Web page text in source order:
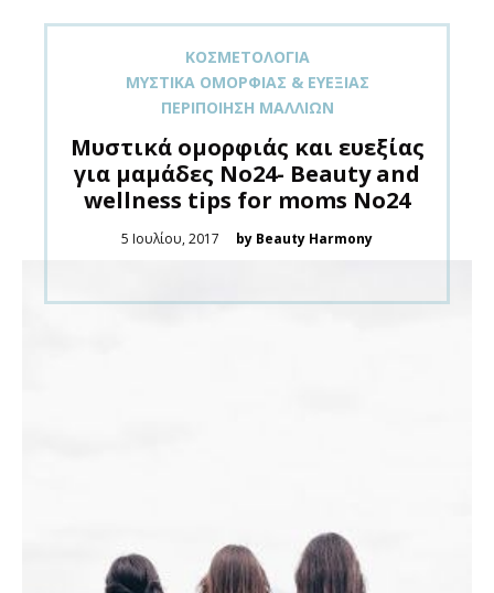
ΚΟΣΜΕΤΟΛΟΓΊΑ
ΜΥΣΤΙΚΆ ΟΜΟΡΦΙΆΣ & ΕΥΕΞΊΑΣ
ΠΕΡΙΠΟΊΗΣΗ ΜΑΛΛΙΏΝ
Μυστικά ομορφιάς και ευεξίας
για μαμάδες Νο24- Beauty and
wellness tips for moms No24
Posted
5 Ιουλίου, 2017 by Beauty Harmony